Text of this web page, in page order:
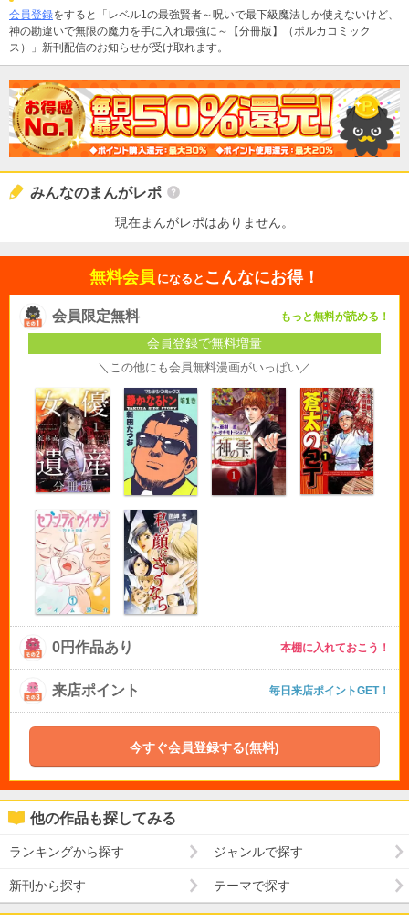
会員登録をすると「レベル1の最強賢者～呪いで最下級魔法しか使えないけど、
神の勘違いで無限の魔力を手に入れ最強に～【分冊版】（ポルカコミック
ス）」新刊配信のお知らせが受け取れます。
みんなのまんがレポ
現在まんがレポはありません。
無料会員 になると こんなにお得！
会員限定無料 もっと無料が読める！
会員登録で無料増量
＼この他にも会員無料漫画がいっぱい／
0円作品あり 本棚に入れておこう！
来店ポイント 毎日来店ポイントGET！
今すぐ会員登録する(無料)
他の作品も探してみる
ランキングから探す ジャンルで探す
新刊から探す テーマで探す